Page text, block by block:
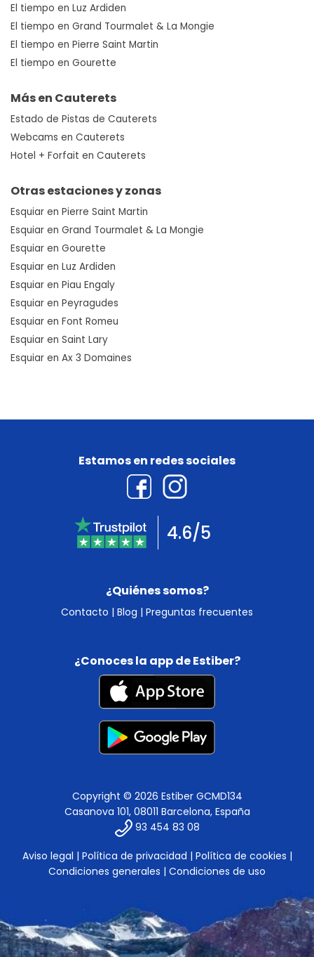
El tiempo en Luz Ardiden
El tiempo en Grand Tourmalet & La Mongie
El tiempo en Pierre Saint Martin
El tiempo en Gourette
Más en Cauterets
Estado de Pistas de Cauterets
Webcams en Cauterets
Hotel + Forfait en Cauterets
Otras estaciones y zonas
Esquiar en Pierre Saint Martin
Esquiar en Grand Tourmalet & La Mongie
Esquiar en Gourette
Esquiar en Luz Ardiden
Esquiar en Piau Engaly
Esquiar en Peyragudes
Esquiar en Font Romeu
Esquiar en Saint Lary
Esquiar en Ax 3 Domaines
¿Quiénes somos?
Contacto | Blog | Preguntas frecuentes
Estamos en redes sociales
4.6/5
¿Conoces la app de Estiber?
Copyright © 2026 Estiber GCMD134
Casanova 101, 08011 Barcelona, España
93 454 83 08
Aviso legal | Política de privacidad | Política de cookies |
Condiciones generales | Condiciones de uso